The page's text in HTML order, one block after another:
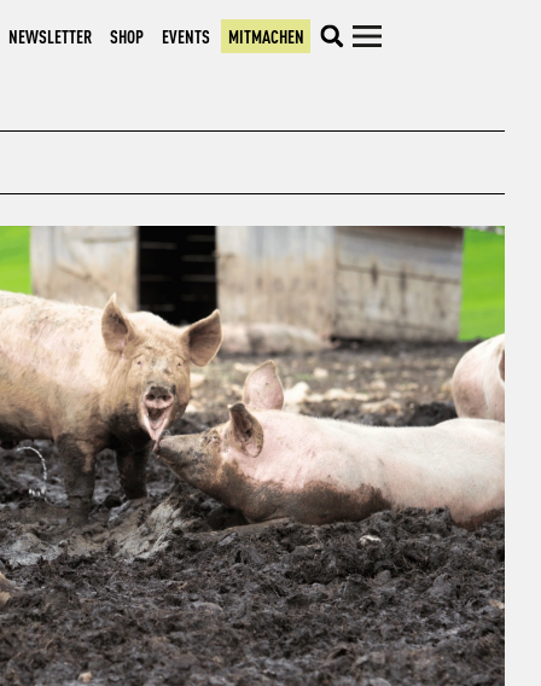
NEWSLETTER SHOP EVENTS MITMACHEN